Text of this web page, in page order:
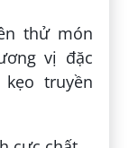
thử món
vị đặc
truyền